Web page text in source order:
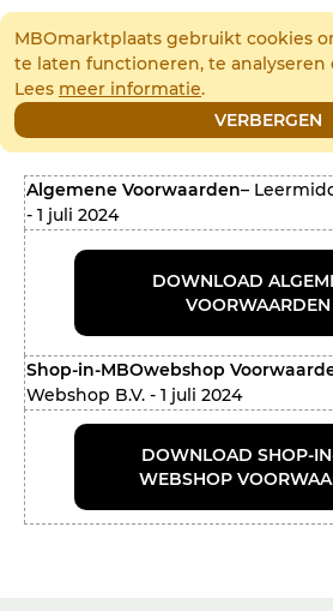
MBOmarktplaats gebruikt cookies
te laten functioneren, te
Lees meer informatie.
VERBERGEN
Voorwaarden
Algemene Voorwaarden–
- 1 juli 2024
DOWNLOAD
VOORWAARDEN
Shop-in-MBOwebshop
Webshop B.V. - 1 juli 2024
DOWNLOAD SHOP-
WEBSHOP